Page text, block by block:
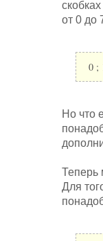
от 0 до
0 ;
Но что
Теперь
Для